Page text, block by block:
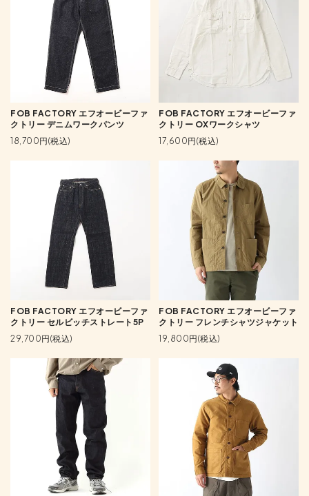
FOB FACTORY エフオービーファ
クトリー デニムワークパンツ
18,700円(税込)
FOB FACTORY エフオービーファ
クトリー OXワークシャツ
17,600円(税込)
FOB FACTORY エフオービーファ
クトリー セルビッチストレート5P
29,700円(税込)
FOB FACTORY エフオービーファ
クトリー フレンチシャツジャケット
19,800円(税込)